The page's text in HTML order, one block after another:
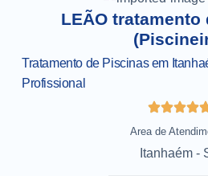
LEÃO tratamento
Tratamento de Piscinas em
Profissional
Area de
Itanhaém -